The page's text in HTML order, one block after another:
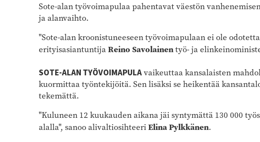
Sote-alan työvoimapulaa pahentavat väestön
ja alanvaihto.
"Sote-alan kroonistuneeseen työvoimapulaan ei ole
erityisasiantuntijaReino Savolainentyö- ja
SOTE-ALAN TYÖVOIMAPULAvaikeuttaa kansalaisten
kuormittaa työntekijöitä. Sen lisäksi se heikentää
tekemättä.
"Kuluneen 12 kuukauden aikana jäi syntymättä 130 000
alalla", sanoo alivaltiosihteeriElina Pylkkänen.